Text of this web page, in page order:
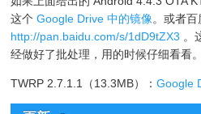
这个Google Drive 中的镜像。或者百
http://pan.baidu.com/s/1dD9tZX3 。
经做好了批处理，用的时候仔细看看
TWRP 2.7.1.1（13.3MB）：Google